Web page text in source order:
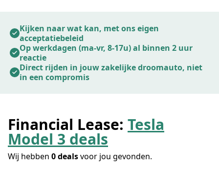
ondernemers de logische stap naar elektrisch. Bij
Gijba regelen we de financial lease van een Tesla
Model 3 voor zzp'ers en mkb'ers.
Kijken naar wat kan, met ons eigen
acceptatiebeleid
Op werkdagen (ma-vr, 8-17u) al binnen 2 uur
reactie
Direct rijden in jouw zakelijke droomauto, niet
in een compromis
Financial Lease: Tesla
Model 3 deals
Wij hebben 0 dealsvoor jou gevonden.